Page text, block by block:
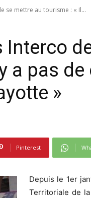
se mettre au tourisme : « Il...
a pas
»
Pinterest
Depuis le 1er
Territoriale de